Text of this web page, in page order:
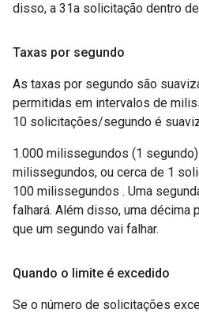
disso, a 31a solicitação dentro
Taxas por segundo
As taxas por segundo são
permitidas em intervalos de
10 solicitações/segundo é
1.000 milissegundos (1
milissegundos, ou cerca de 1
100 milissegundos . Uma
falhará. Além disso, uma décima
que um segundo vai falhar.
Quando o limite é excedido
Se o número de solicitações